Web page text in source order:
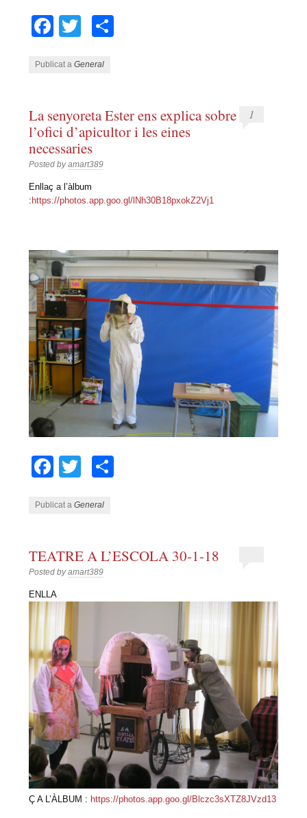
Facebook
Twitter
Publicat aGeneral
La senyoreta Ester ens explica sobre
l’ofici d’apicultor i les eines
necessaries
Posted byamart389
1
Enllaç a l’àlbum
: https://photos.app.goo.gl/lNh30B18pxokZ2Vj1
Facebook
Twitter
Publicat aGeneral
TEATRE A L’ESCOLA 30-1-18
Posted byamart389
ENLLA
Ç A L’ÀLBUM : https://photos.app.goo.gl/Blczc3sXTZ8JVzd13